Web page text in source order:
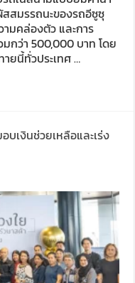
สมรรถนะของรถอีซูซุ
มคล่องตัว และการ
กว่า 500,000 บาท โดย
ยนี้ทั่วประเทศ …
เงินช่วยเหลือและเร่ง